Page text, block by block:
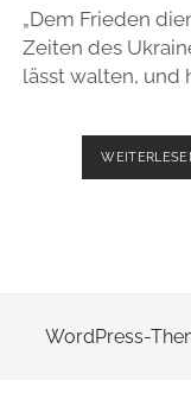
„Dem Frieden
Zeiten des
lässt walten, und
WordPress-